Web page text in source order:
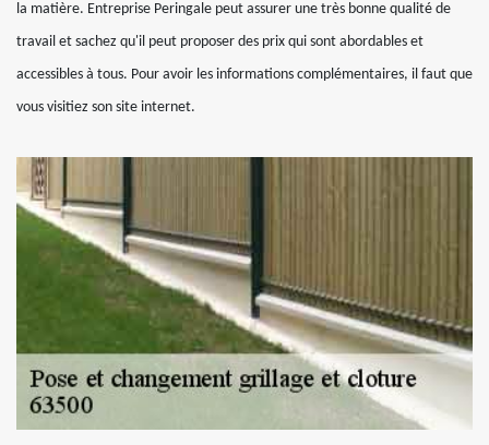
la matière. Entreprise Peringale peut assurer une très bonne qualité de
travail et sachez qu'il peut proposer des prix qui sont abordables et
accessibles à tous. Pour avoir les informations complémentaires, il faut que
vous visitiez son site internet.